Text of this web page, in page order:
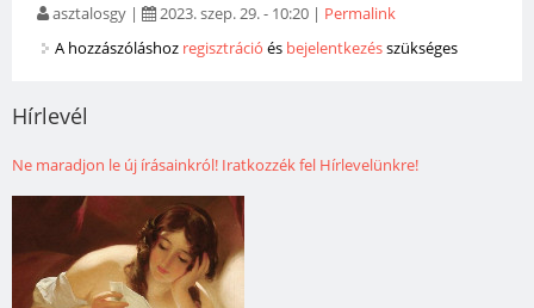
asztalosgy | 2023. szep. 29. - 10:20 | Permalink
A hozzászóláshoz regisztráció és bejelentkezésszükséges
Hírlevél
Ne maradjon le új írásainkról! Iratkozzék fel Hírlevelünkre!